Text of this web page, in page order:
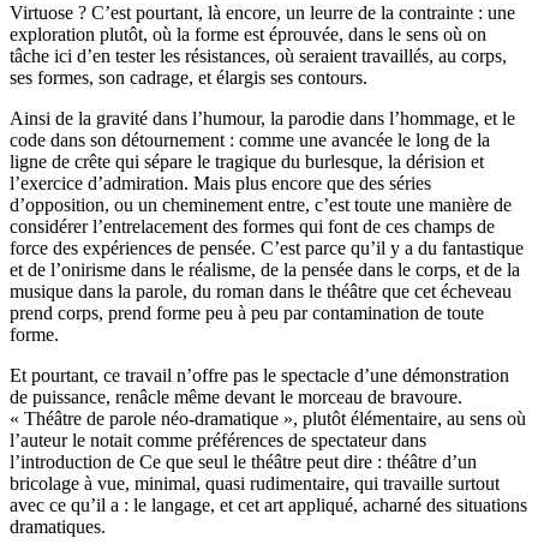
Virtuose ? C’est pourtant, là encore, un leurre de la contrainte : une
exploration plutôt, où la forme est éprouvée, dans le sens où on
tâche ici d’en tester les résistances, où seraient travaillés, au corps,
ses formes, son cadrage, et élargis ses contours.
Ainsi de la gravité dans l’humour, la parodie dans l’hommage, et le
code dans son détournement : comme une avancée le long de la
ligne de crête qui sépare le tragique du burlesque, la dérision et
l’exercice d’admiration. Mais plus encore que des séries
d’opposition, ou un cheminement entre, c’est toute une manière de
considérer l’entrelacement des formes qui font de ces champs de
force des expériences de pensée. C’est parce qu’il y a du fantastique
et de l’onirisme dans le réalisme, de la pensée dans le corps, et de la
musique dans la parole, du roman dans le théâtre que cet écheveau
prend corps, prend forme peu à peu par contamination de toute
forme.
Et pourtant, ce travail n’offre pas le spectacle d’une démonstration
de puissance, renâcle même devant le morceau de bravoure.
« Théâtre de parole néo-dramatique », plutôt élémentaire, au sens où
l’auteur le notait comme préférences de spectateur dans
l’introduction de Ce que seul le théâtre peut dire : théâtre d’un
bricolage à vue, minimal, quasi rudimentaire, qui travaille surtout
avec ce qu’il a : le langage, et cet art appliqué, acharné des situations
dramatiques.